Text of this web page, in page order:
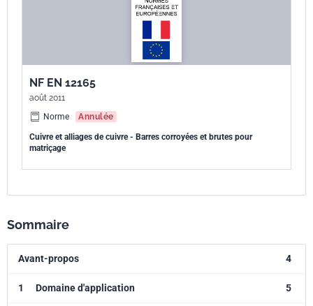
NF EN 12165
août 2011
Norme
Annulée
Cuivre et alliages de cuivre - Barres corroyées et brutes pour
matriçage
Sommaire
Avant-propos 4
1 Domaine d'application 5